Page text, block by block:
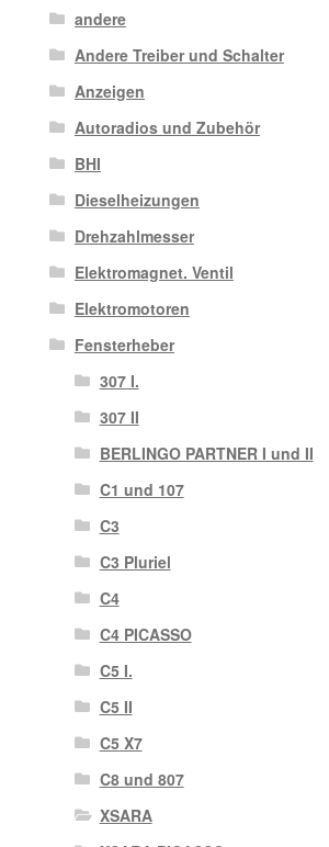
andere
Andere Treiber und Schalter
Anzeigen
Autoradios und Zubehör
BHI
Dieselheizungen
Drehzahlmesser
Elektromagnet. Ventil
Elektromotoren
Fensterheber
307 I.
307 II
BERLINGO PARTNER I und II
C1 und 107
C3
C3 Pluriel
C4
C4 PICASSO
C5 I.
C5 II
C5 X7
C8 und 807
XSARA